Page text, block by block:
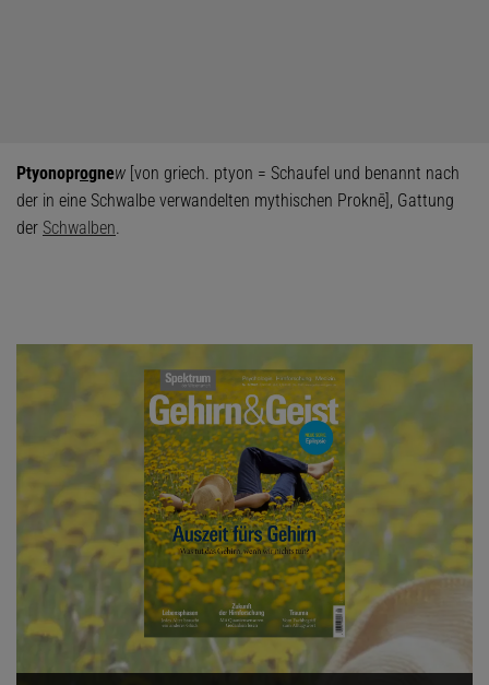
Ptyonoprognew [von griech. ptyon = Schaufel und benannt nach
der in eine Schwalbe verwandelten mythischen Proknē], Gattung
der Schwalben.